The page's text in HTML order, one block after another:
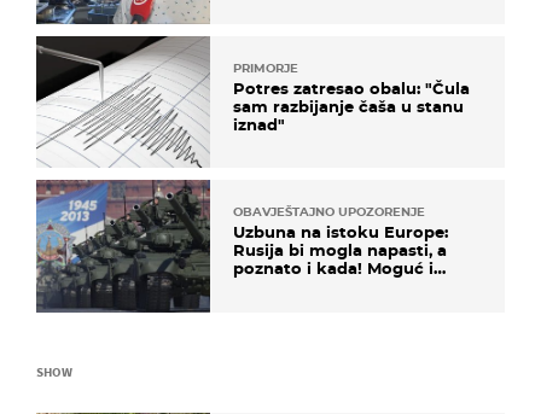
PRIMORJE
Potres zatresao obalu: "Čula
sam razbijanje čaša u stanu
iznad"
OBAVJEŠTAJNO UPOZORENJE
Uzbuna na istoku Europe:
Rusija bi mogla napasti, a
poznato i kada! Moguć i
SHOW